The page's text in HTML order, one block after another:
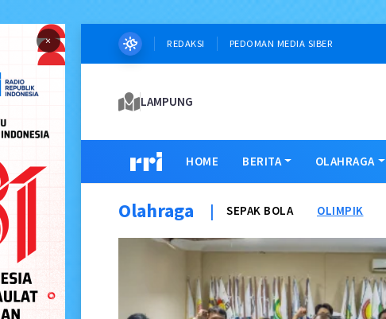
× REDAKSI PEDOMAN MEDIA SIBER
LAMPUNG
HOME BERITA OLAHRAGA
Olahraga | SEPAK BOLA OLIMPIK